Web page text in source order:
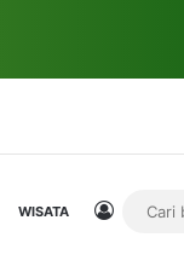
WISATA Log In